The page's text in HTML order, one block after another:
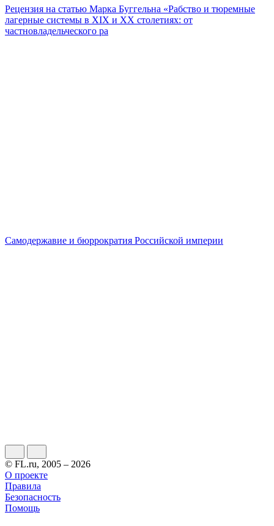
Рецензия на статью Марка Буггельна «Рабство и тюремные
лагерные системы в XIX и XX столетиях: от
частновладельческого ра
Самодержавие и бюррократия Российской империи
© FL.ru, 2005 – 2026
О проекте
Правила
Безопасность
Помощь